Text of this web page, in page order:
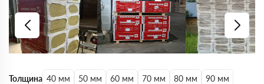
Толщина 40 мм 50 мм 60 мм 70 мм 80 мм
90 мм